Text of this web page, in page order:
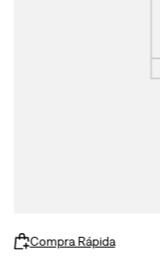
Compra Rápida